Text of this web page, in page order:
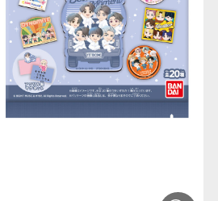
ガンダムシリーズ アンパンマン たまご
にふぉるめーしょん
ポケモンスケールワ